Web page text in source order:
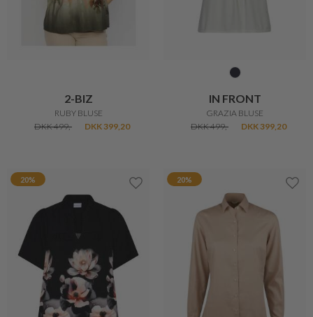
2-BIZ
RUBY BLUSE
DKK 499,-
DKK 399,20
IN FRONT
GRAZIA BLUSE
DKK 499,-
DKK 399,20
20% 20%